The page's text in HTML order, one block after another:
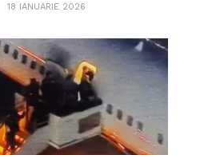
18 IANUARIE 2026